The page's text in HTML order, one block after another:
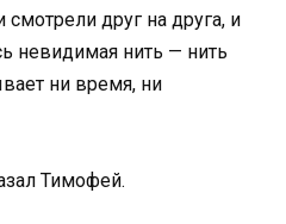
друг на друга, и
невидимая нить — нить
ни время, ни
Тимофей.